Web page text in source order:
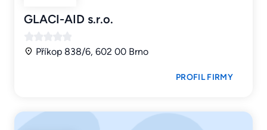
GLACI-AID s.r.o.
Příkop 838/6, 602 00 Brno
PROFIL FIRMY